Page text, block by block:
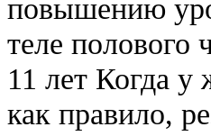
повышению
теле полового
11 лет Когда
как правило,